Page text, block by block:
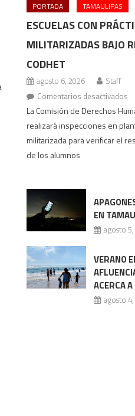
PORTADA TAMAULIPAS
ESCUELAS CON
MILITARIZADAS BAJO
CODHET
agosto 6, 2026
Staff
Comentarios desactivados
La Comisión de Derechos
realizará inspecciones en
militarizada para verificar el
de los alumnos
EN
agosto
VERANO
ACERCA
agosto